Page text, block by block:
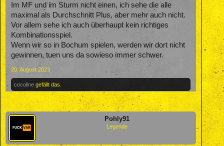
Im MF und im Sturm nicht einen, ich sehe die alle
maximal als Durchschnitt Plus, aber mehr auch nicht.
Vor allem sehe ich auch überhaupt kein richtiges
Kombinationsspiel.
Wenn wir so in Bochum spielen, werden wir dort nicht
gewinnen, tuen uns da sowieso immer schwer.
20. August 2023
cocoline gefällt das.
Pohly91
Legende